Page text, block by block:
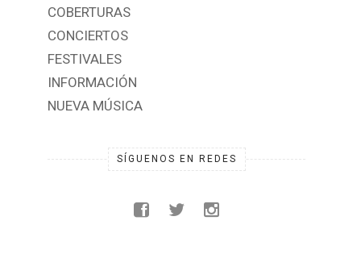
COBERTURAS
CONCIERTOS
FESTIVALES
INFORMACIÓN
NUEVA MÚSICA
SÍGUENOS EN REDES